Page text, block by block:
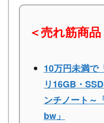
＜売れ筋商品
10万円未満で
リ16GB・
ンチノート～
bw」